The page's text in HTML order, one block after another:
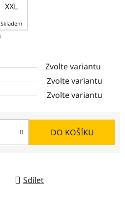
XXL
Skladem
Zvolte variantu
Zvolte variantu
Zvolte variantu
DO KOŠÍKU
Sdílet